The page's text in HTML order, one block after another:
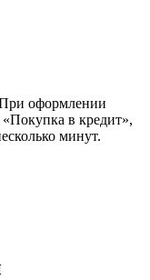
оформлении
«Покупка в кредит»,
минут.